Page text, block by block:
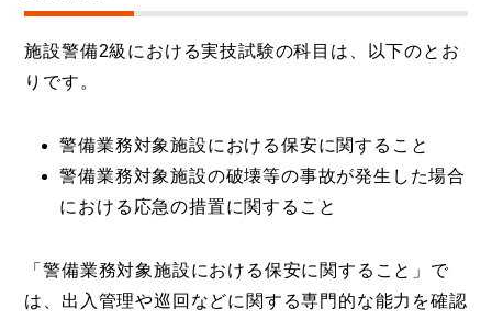
施設警備2級における実技試験の科目は、以下のとお
りです。
警備業務対象施設における保安に関すること
警備業務対象施設の破壊等の事故が発生した場合
における応急の措置に関すること
「警備業務対象施設における保安に関すること」で
は、出入管理や巡回などに関する専門的な能力を確認